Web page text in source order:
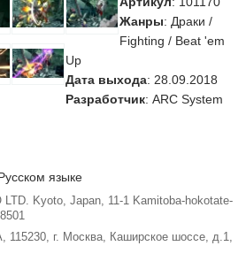
Жанры: Драки /
Fighting / Beat 'em
Up
Дата выхода: 28.09.2018
Разработчик: ARC System
языке
LTD. Kyoto, Japan, 11-1 Kamitoba-hokotate-
г. Москва, Каширское шоссе, д.1,